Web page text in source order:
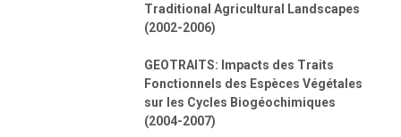
Traditional Agricultural Landscapes
(2002-2006)
GEOTRAITS: Impacts des Traits
Fonctionnels des Espèces Végétales
sur les Cycles Biogéochimiques
(2004-2007)